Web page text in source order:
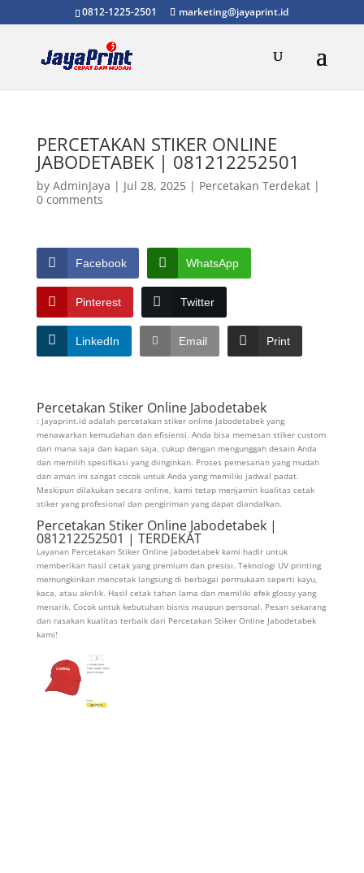
0812-1225-2501 marketing@jayaprint.id
PERCETAKAN STIKER ONLINE
JABODETABEK | 081212252501
by AdminJaya | Jul 28, 2025| Percetakan Terdekat|
0 comments
Facebook WhatsApp
Pinterest Twitter
LinkedIn Email Print
Percetakan Stiker Online Jabodetabek
: Jayaprint.id adalah percetakan stiker online Jabodetabek yang
menawarkan kemudahan dan efisiensi. Anda bisa memesan stiker custom
dari mana saja dan kapan saja, cukup dengan mengunggah desain Anda
dan memilih spesifikasi yang diinginkan. Proses pemesanan yang mudah
dan aman ini sangat cocok untuk Anda yang memiliki jadwal padat.
Meskipun dilakukan secara online, kami tetap menjamin kualitas cetak
stiker yang profesional dan pengiriman yang dapat diandalkan.
Percetakan Stiker Online Jabodetabek |
081212252501 | TERDEKAT
Layanan Percetakan Stiker Online Jabodetabek kami hadir untuk
memberikan hasil cetak yang premium dan presisi. Teknologi UV printing
memungkinkan mencetak langsung di berbagai permukaan seperti kayu,
kaca, atau akrilik. Hasil cetak tahan lama dan memiliki efek glossy yang
menarik. Cocok untuk kebutuhan bisnis maupun personal. Pesan sekarang
dan rasakan kualitas terbaik dari Percetakan Stiker Online Jabodetabek
kami!